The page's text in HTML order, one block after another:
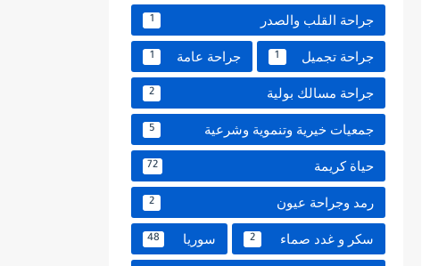
جراحة القلب والصدر 1
جراحة تجميل 1 جراحة عامة 1
جراحة مسالك بولية 2
جمعيات خيرية وتنموية وشرعية 5
حياة كريمة 72
رمد وجراحة عيون 2
سكر و غدد صماء 2 سوريا 48